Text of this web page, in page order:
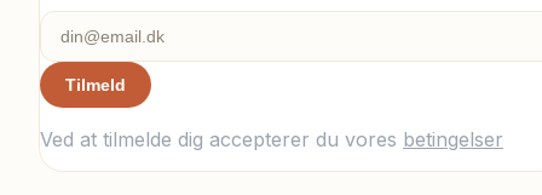
Tilmeld
Ved at tilmelde dig accepterer du vores betingelser